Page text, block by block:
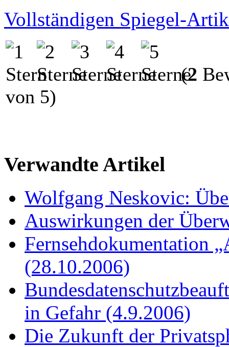
Vollständigen Spiegel-
(2
von 5)
Verwandte Artikel
Wolfgang Neskovic:
Auswirkungen der
Fernsehdokumentation
(28.10.2006)
in Gefahr (4.9.2006)
Die Zukunft der